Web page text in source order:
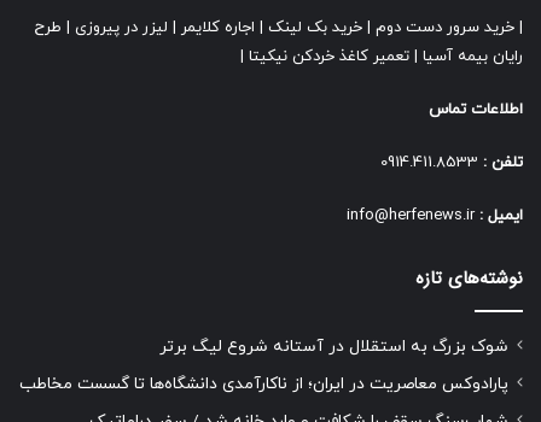
خرید سرور دست دوم خرید بک لینک اجاره کلایمر لیزر در پیروزی
طرح
رایان بیمه آسیا
تعمیر کاغذ خردکن نیکیتا
اطلاعات تماس
تلفن :
ایمیل : info@herfenews.ir
نوشته‌های تازه
شوک بزرگ به استقلال در آستانه شروع لیگ برتر
پارادوکس معاصریت در ایران؛ از ناکارآمدی دانشگاه‌ها تا گسست مخاطب